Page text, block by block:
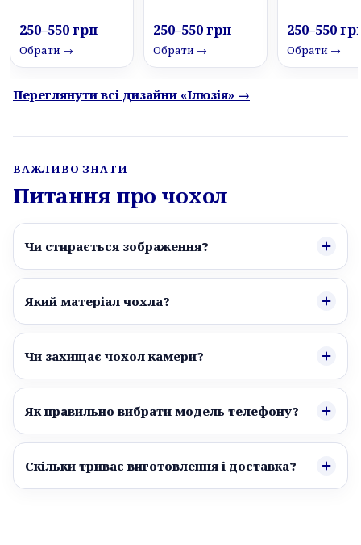
250–550 грн
Обрати →
250–550 грн
Обрати →
250–550
Обрати →
Переглянути всі дизайни «Ілюзія» →
ВАЖЛИВО ЗНАТИ
Питання про чохол
Чи стирається зображення?
Який матеріал чохла?
Чи захищає чохол камери?
Як правильно вибрати модель телефону?
Скільки триває виготовлення і доставка?